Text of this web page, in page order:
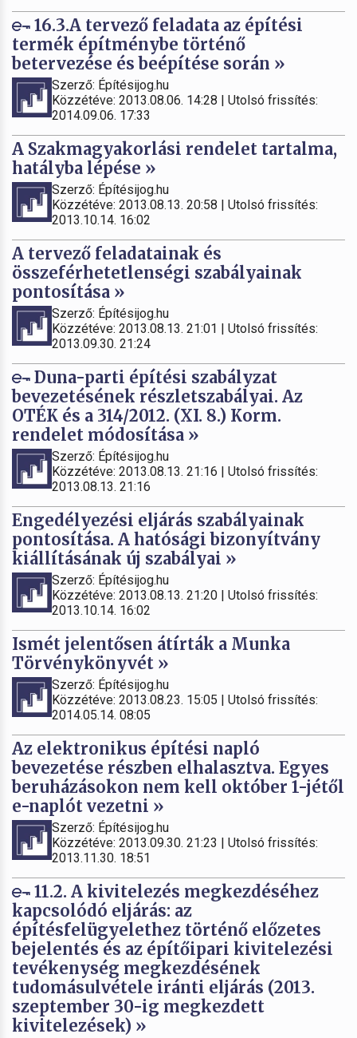
16.3.A tervező feladata az építési
termék építménybe történő
betervezése és beépítése során »
Szerző: Építésijog.hu
Közzétéve: 2013.08.06. 14:28 | Utolsó frissítés:
2014.09.06. 17:33
A Szakmagyakorlási rendelet tartalma,
hatályba lépése »
Szerző: Építésijog.hu
Közzétéve: 2013.08.13. 20:58 | Utolsó frissítés:
2013.10.14. 16:02
A tervező feladatainak és
összeférhetetlenségi szabályainak
pontosítása »
Szerző: Építésijog.hu
Közzétéve: 2013.08.13. 21:01 | Utolsó frissítés:
2013.09.30. 21:24
Duna-parti építési szabályzat
bevezetésének részletszabályai. Az
OTÉK és a 314/2012. (XI. 8.) Korm.
rendelet módosítása »
Szerző: Építésijog.hu
Közzétéve: 2013.08.13. 21:16 | Utolsó frissítés:
2013.08.13. 21:16
Engedélyezési eljárás szabályainak
pontosítása. A hatósági bizonyítvány
kiállításának új szabályai »
Szerző: Építésijog.hu
Közzétéve: 2013.08.13. 21:20 | Utolsó frissítés:
2013.10.14. 16:02
Ismét jelentősen átírták a Munka
Törvénykönyvét »
Szerző: Építésijog.hu
Közzétéve: 2013.08.23. 15:05 | Utolsó frissítés:
2014.05.14. 08:05
Az elektronikus építési napló
bevezetése részben elhalasztva. Egyes
beruházásokon nem kell október 1-jétől
e-naplót vezetni »
Szerző: Építésijog.hu
Közzétéve: 2013.09.30. 21:23 | Utolsó frissítés:
2013.11.30. 18:51
11.2. A kivitelezés megkezdéséhez
kapcsolódó eljárás: az
építésfelügyelethez történő előzetes
bejelentés és az építőipari kivitelezési
tevékenység megkezdésének
tudomásulvétele iránti eljárás (2013.
szeptember 30-ig megkezdett
kivitelezések) »